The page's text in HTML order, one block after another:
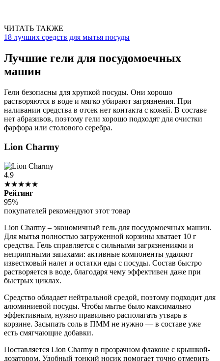
ЧИТАТЬ ТАКЖЕ
18 лучших средств для мытья посуды
Лучшие гели для посудомоечных
машин
Гели безопасны для хрупкой посуды. Они хорошо
растворяются в воде и мягко убирают загрязнения. При
наливании средства в отсек нет контакта с кожей. В составе
нет абразивов, поэтому гели хорошо подходят для очистки
фарфора или столового серебра.
Lion Charmy
4.9
★★★★★
Рейтинг
95%
покупателей рекомендуют этот товар
Lion Charmy – экономичный гель для посудомоечных машин.
Для мытья полностью загруженной корзины хватает 10 г
средства. Гель справляется с сильными загрязнениями и
неприятными запахами: активные компоненты удаляют
известковый налет и остатки еды с посуды. Состав быстро
растворяется в воде, благодаря чему эффективен даже при
быстрых циклах.
Средство обладает нейтральной средой, поэтому подходит для
алюминиевой посуды. Чтобы мытье было максимально
эффективным, нужно правильно располагать утварь в
корзине. Засыпать соль в ПММ не нужно — в составе уже
есть смягчающие добавки.
Поставляется Lion Charmy в прозрачном флаконе с крышкой-
дозатором. Удобный тонкий носик помогает точно отмерить